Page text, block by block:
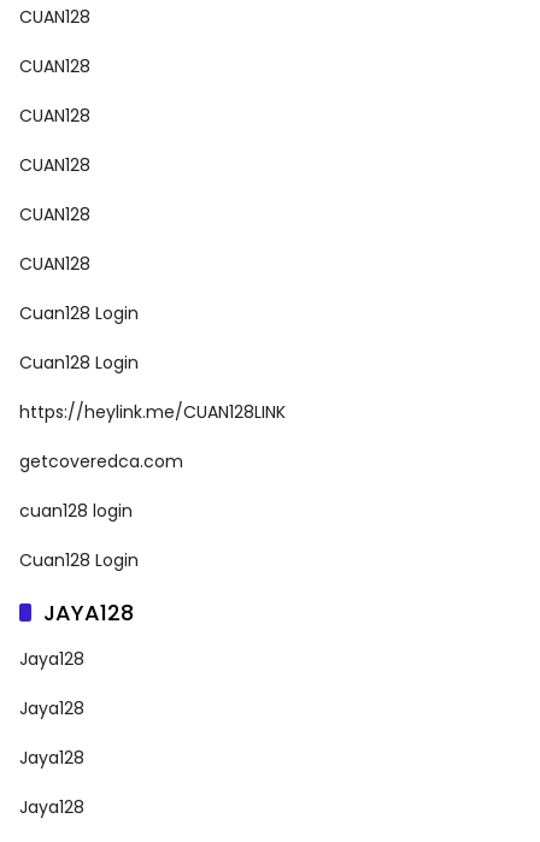
CUAN128
CUAN128
CUAN128
CUAN128
CUAN128
CUAN128
Cuan128 Login
Cuan128 Login
https://heylink.me/CUAN128LINK
getcoveredca.com
cuan128 login
Cuan128 Login
JAYA128
Jaya128
Jaya128
Jaya128
Jaya128